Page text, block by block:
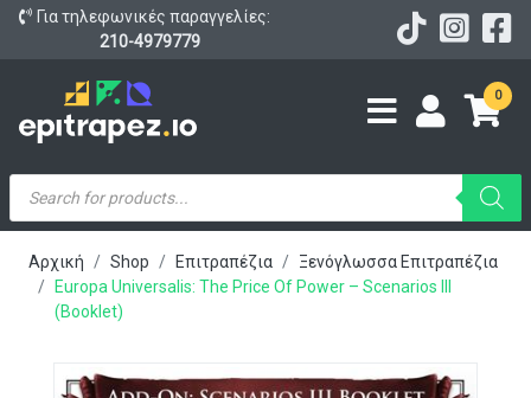
Για τηλεφωνικές παραγγελίες:
210-4979779
0
Products
search
Αρχική Shop Επιτραπέζια
Ξενόγλωσσα Επιτραπέζια
Europa Universalis: The Price Of Power – Scenarios III
(Booklet)